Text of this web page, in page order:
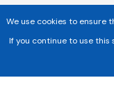
We use cookies to ensure
If you continue to use